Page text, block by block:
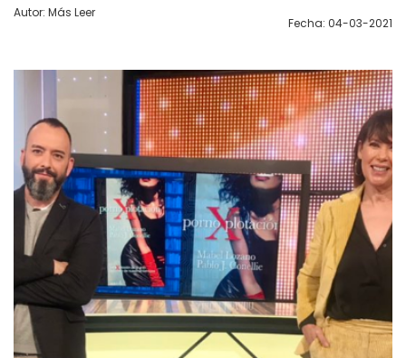
Autor: Más Leer
Fecha: 04-03-2021